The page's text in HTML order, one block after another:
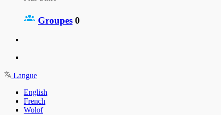
Groupes 0
Langue
English
French
Wolof